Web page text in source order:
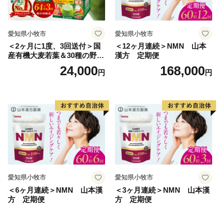
愛知県小牧市
＜2ヶ月に1度、3回送付＞国
産有機大麦若葉＆30種の野
菜 山本漢方 定期便
24,000円
愛知県小牧市
＜12ヶ月連続＞NMN 山本
漢方 定期便
168,000円
愛知県小牧市
＜6ヶ月連続＞NMN 山本漢
方 定期便
愛知県小牧市
＜3ヶ月連続＞NMN 山本漢
方 定期便